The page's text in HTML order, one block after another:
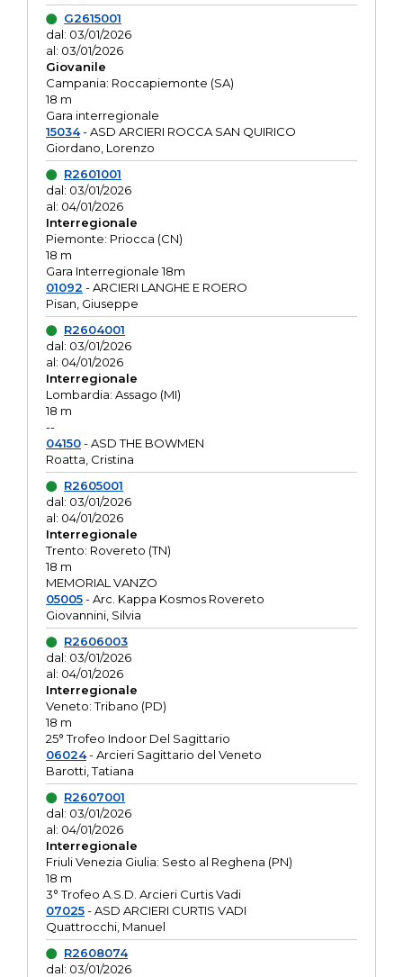
G2615001
dal: 03/01/2026
al: 03/01/2026
Giovanile
Campania: Roccapiemonte (SA)
18 m
Gara interregionale
15034- ASD ARCIERI ROCCA SAN QUIRICO
Giordano, Lorenzo
R2601001
dal: 03/01/2026
al: 04/01/2026
Interregionale
Piemonte: Priocca (CN)
18 m
Gara Interregionale 18m
01092 - ARCIERI LANGHE E ROERO
Pisan, Giuseppe
R2604001
dal: 03/01/2026
al: 04/01/2026
Interregionale
Lombardia: Assago (MI)
18 m
--
04150- ASD THE BOWMEN
Roatta, Cristina
R2605001
dal: 03/01/2026
al: 04/01/2026
Interregionale
Trento: Rovereto (TN)
18 m
MEMORIAL VANZO
05005- Arc. Kappa Kosmos Rovereto
Giovannini, Silvia
R2606003
dal: 03/01/2026
al: 04/01/2026
Interregionale
Veneto: Tribano (PD)
18 m
25° Trofeo Indoor Del Sagittario
06024- Arcieri Sagittario del Veneto
Barotti, Tatiana
R2607001
dal: 03/01/2026
al: 04/01/2026
Interregionale
Friuli Venezia Giulia: Sesto al Reghena (PN)
18 m
3° Trofeo A.S.D. Arcieri Curtis Vadi
07025- ASD ARCIERI CURTIS VADI
Quattrocchi, Manuel
R2608074
dal: 03/01/2026